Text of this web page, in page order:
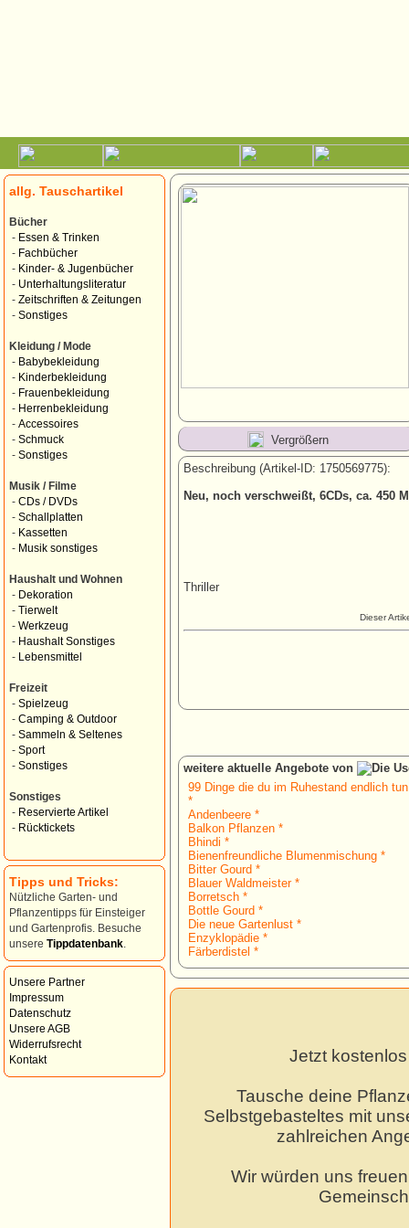
allg. Tauschartikel
Bücher
- Essen & Trinken
- Fachbücher
- Kinder- & Jugenbücher
- Unterhaltungsliteratur
- Zeitschriften & Zeitungen
- Sonstiges
Kleidung / Mode
- Babybekleidung
- Kinderbekleidung
- Frauenbekleidung
- Herrenbekleidung
- Accessoires
- Schmuck
- Sonstiges
Musik / Filme
- CDs / DVDs
- Schallplatten
- Kassetten
- Musik sonstiges
Haushalt und Wohnen
- Dekoration
- Tierwelt
- Werkzeug
- Haushalt Sonstiges
-
Lebensmittel
Freizeit
- Spielzeug
- Camping & Outdoor
- Sammeln & Seltenes
- Sport
- Sonstiges
Sonstiges
- Reservierte Artikel
- Rücktickets
Tipps und Tricks:
Nützliche Garten- und
Pflanzentipps für Einsteiger
und Gartenprofis. Besuche
unsere Tippdatenbank
Unsere Partner
Impressum
Datenschutz
Unsere AGB
Widerrufsrecht
Kontakt
Vergrößern
Beschreibung (Artikel-ID: 1750569775):
Neu, noch verschweißt, 6CDs, ca. 450
Thriller
Dieser
weitere aktuelle Angebote von
99 Dinge die du im Ruhestand endlich
*
Andenbeere *
Balkon Pflanzen *
Bhindi *
Bienenfreundliche Blumenmischung *
Bitter Gourd *
Blauer Waldmeister *
Borretsch *
Bottle Gourd *
Die neue Gartenlust *
Enzyklopädie *
Färberdistel *
Jetzt
Tausche deine
Selbstgebasteltes mit
zahlreichen
Wir würden uns